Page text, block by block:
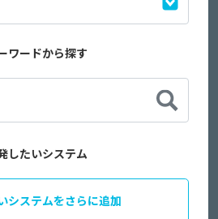
ワードから探す
したいシステム
システムをさらに追加